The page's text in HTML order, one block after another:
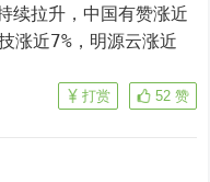
续拉升，中国有赞涨近
涨近7%，明源云涨近
52 赞
打赏